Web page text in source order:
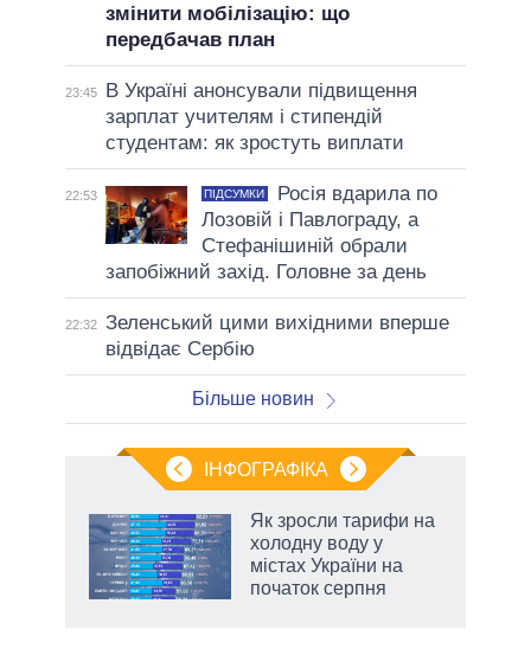
змінити мобілізацію: що
передбачав план
23:45
В Україні анонсували підвищення
зарплат учителям і стипендій
студентам: як зростуть виплати
22:53 ПІДСУМКИ
Росія вдарила по
Лозовій і Павлограду, а
Стефанішиній обрали
запобіжний захід. Головне за день
22:32 Зеленський цими вихідними вперше
відвідає Сербію
Більше новин
ІНФОГРАФІКА
Як зросли тарифи на
холодну воду у
містах України на
початок серпня